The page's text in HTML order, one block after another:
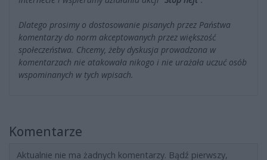
Dlatego prosimy o dostosowanie pisanych przez Państwa
komentarzy do norm akceptowanych przez większość
społeczeństwa. Chcemy, żeby dyskusja prowadzona w
komentarzach nie atakowała nikogo i nie urażała uczuć osób
wspominanych w tych wpisach.
Komentarze
Aktualnie nie ma żadnych komentarzy. Bądź pierwszy,